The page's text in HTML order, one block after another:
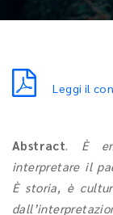
Leggi il
Abstract. È
interpretare il
È storia, è